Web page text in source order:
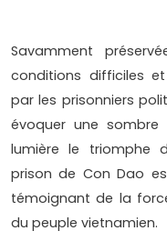
Savamment
conditions difficiles
par les prisonniers
évoquer une
lumière le triomphe
prison de Con Dao
témoignant de la
du peuple vietnamien.